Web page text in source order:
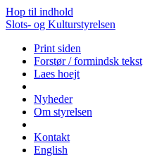
Hop til indhold
Slots- og Kulturstyrelsen
Print siden
Forstør / formindsk tekst
Laes hoejt
Nyheder
Om styrelsen
Kontakt
English